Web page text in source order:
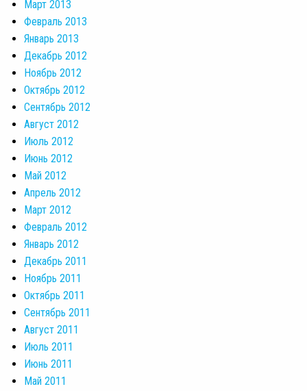
Март 2013
Февраль 2013
Январь 2013
Декабрь 2012
Ноябрь 2012
Октябрь 2012
Сентябрь 2012
Август 2012
Июль 2012
Июнь 2012
Май 2012
Апрель 2012
Март 2012
Февраль 2012
Январь 2012
Декабрь 2011
Ноябрь 2011
Октябрь 2011
Сентябрь 2011
Август 2011
Июль 2011
Июнь 2011
Май 2011